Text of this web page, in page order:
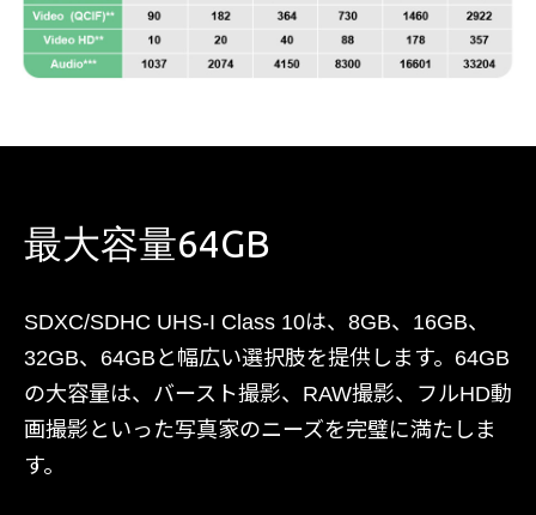
最大容量64GB
SDXC/SDHC UHS-I Class 10は、8GB、16GB、
32GB、64GBと幅広い選択肢を提供します。64GB
の大容量は、バースト撮影、RAW撮影、フルHD動
画撮影といった写真家のニーズを完璧に満たしま
す。